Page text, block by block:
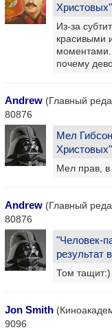
Из-за
красивыми
моментами.
почему
Andrew (Главный
80876
Мел
Мел прав, в
Andrew (Главный
80876
"Человек-
результат
Том тащит:)
Jon Smith
9096